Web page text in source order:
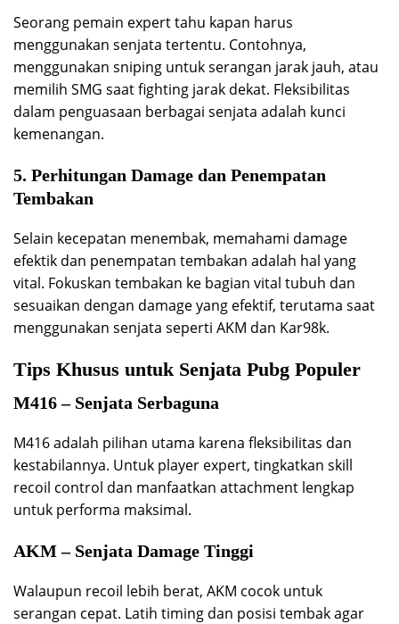
Seorang pemain expert tahu kapan harus
menggunakan senjata tertentu. Contohnya,
menggunakan sniping untuk serangan jarak jauh, atau
memilih SMG saat fighting jarak dekat. Fleksibilitas
dalam penguasaan berbagai senjata adalah kunci
kemenangan.
5. Perhitungan Damage dan Penempatan
Tembakan
Selain kecepatan menembak, memahami damage
efektik dan penempatan tembakan adalah hal yang
vital. Fokuskan tembakan ke bagian vital tubuh dan
sesuaikan dengan damage yang efektif, terutama saat
menggunakan senjata seperti AKM dan Kar98k.
Tips Khusus untuk Senjata Pubg Populer
M416 – Senjata Serbaguna
M416 adalah pilihan utama karena fleksibilitas dan
kestabilannya. Untuk player expert, tingkatkan skill
recoil control dan manfaatkan attachment lengkap
untuk performa maksimal.
AKM – Senjata Damage Tinggi
Walaupun recoil lebih berat, AKM cocok untuk
serangan cepat. Latih timing dan posisi tembak agar